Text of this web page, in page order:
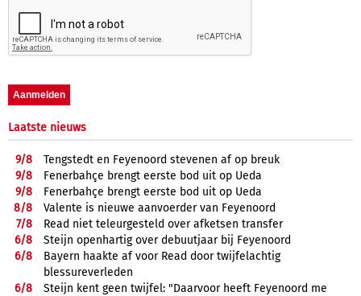
Laatste nieuws
9/8
Tengstedt en Feyenoord stevenen af op breuk
9/8
Fenerbahçe brengt eerste bod uit op Ueda
9/8
Fenerbahçe brengt eerste bod uit op Ueda
8/8
Valente is nieuwe aanvoerder van Feyenoord
7/8
Read niet teleurgesteld over afketsen transfer
6/8
Steijn openhartig over debuutjaar bij Feyenoord
6/8
Bayern haakte af voor Read door twijfelachtig
blessureverleden
6/8
Steijn kent geen twijfel: "Daarvoor heeft Feyenoord me